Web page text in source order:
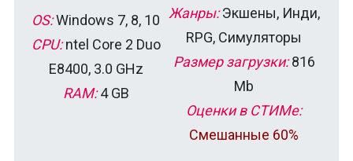
OS:Windows 7, 8, 10
CPU:ntel Core 2 Duo
E8400, 3.0 GHz
RAM:4 GB
Жанры:Экшены, Инди,
RPG, Симуляторы
Размер загрузки:816
Mb
Оценки в СТИМе:
Смешанные 60%